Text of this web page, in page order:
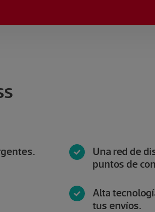
Una red de
puntos de
Alta
tus envíos.